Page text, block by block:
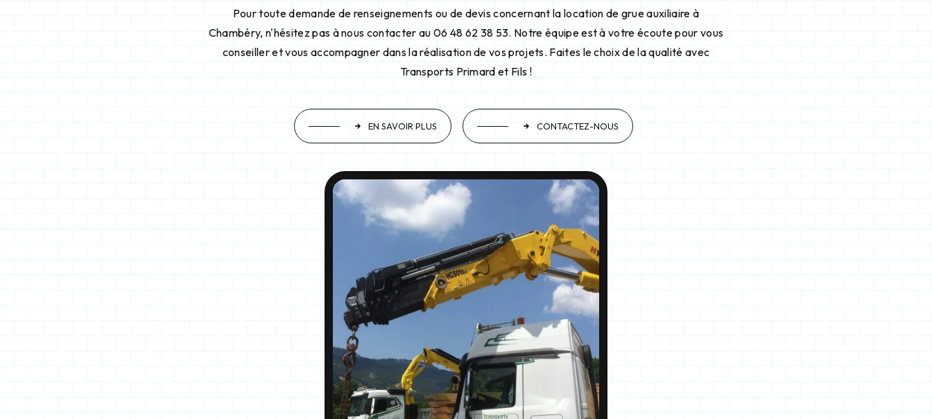
Pour toute demande de renseignements ou de devis concernant la location de grue auxiliaire à
Chambéry, n'hésitez pas à nous contacter au 06 48 62 38 53. Notre équipe est à votre écoute pour vous
conseiller et vous accompagner dans la réalisation de vos projets. Faites le choix de la qualité avec
Transports Primard et Fils !
EN SAVOIR PLUS CONTACTEZ-NOUS